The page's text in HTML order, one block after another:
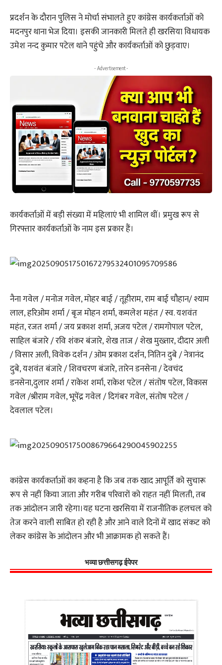
प्रदर्शन के दौरान पुलिस ने मोर्चा संभालते हुए कांग्रेस कार्यकर्ताओं को
मदनपुर थाना भेज दिया। इसकी जानकारी मिलते ही खरसिया विधायक
उमेश नन्द कुमार पटेल थाने पहुंचे और कार्यकर्ताओं को छुड़वाए।
- Advertisement -
कार्यकर्ताओं में बड़ी संख्या में महिलाएं भी शामिल थीं। प्रमुख रूप से
गिरफ्तार कार्यकर्ताओं के नाम इस प्रकार हैं।
नैना गवेल / मनोज गवेल, मोहर बाई / तूहीराम, राम बाई चौहान/ श्याम
लाल, हरिओम शर्मा / बृज मोहन शर्मा, कमलेश महंत / स्व. यशवंत
महंत, रजत शर्मा / जय प्रकाश शर्मा, अजय पटेल / रामगोपाल पटेल,
साहिल बंजारे / रवि शंकर बंजारे, शेख ताज / शेख मुख्तार, दीदार अली
/ विसार अली, विवेक दर्शन / ओम प्रकाश दर्शन, नितिन दुबे / नेत्रानंद
दुबे, यशवंत बंजारे / शिवचरण बंजारे, तारेन डनसेना / देवचंद
डनसेना,दुलार शर्मा / राकेश शर्मा, राकेश पटेल / संतोष पटेल, विकास
गवेल /श्रीराम गवेल, भूपेंद्र गवेल / दिगंबर गवेल, संतोष पटेल /
देवलाल पटेल।
कांग्रेस कार्यकर्ताओं का कहना है कि जब तक खाद आपूर्ति को सुचारू
रूप से नहीं किया जाता और गरीब परिवारों को राहत नहीं मिलती, तब
तक आंदोलन जारी रहेगा।यह घटना खरसिया में राजनीतिक हलचल को
तेज करने वाली साबित हो रही है और आने वाले दिनों में खाद संकट को
लेकर कांग्रेस के आंदोलन और भी आक्रामक हो सकते हैं।
भव्या छत्तीसगढ़ ईपेपर